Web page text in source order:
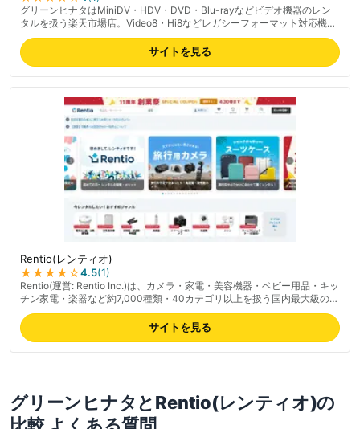
グリーンヒナタはMiniDV・HDV・DVD・Blu-rayなどビデオ機器のレン
タルを扱う楽天市場店。Video8・Hi8などレガシーフォーマット対応機器
も揃う。150,000タイトル以上の品揃え、3泊4日からの短期レンタル
可。MiniDVテープのデジタル化サービスにも対応、レビュー評価
4.83/5.0。
サイトを見る
Rentio(レンティオ)
★★★★☆4.5(1)
Rentio(運営: Rentio Inc.)は、カメラ・家電・美容機器・ベビー用品・キッ
チン家電・楽器など約7,000種類・40カテゴリ以上を扱う国内最大級のレ
ンタル専門サービス。最短1日から選べるワンタイムプランと1ヶ月単位の
月額制プランの2軸で、用途に応じて使い分け可能。返却時の送料は無
料、最短翌日出荷(北海道・離島は翌々日)。月間利用者は約15万人、顧客
評価★4.7、1年以内リピート率55%。「トラブルあんしん宣言」で故障・
サイトを見る
グリーンヒナタ とRentio(レンティオ)の
比較 よくある質問